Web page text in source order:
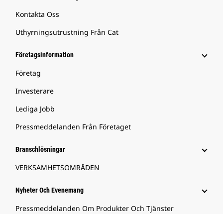
Kontakta Oss
Uthyrningsutrustning Från Cat
Företagsinformation
Företag
Investerare
Lediga Jobb
Pressmeddelanden Från Företaget
Branschlösningar
VERKSAMHETSOMRÅDEN
Nyheter Och Evenemang
Pressmeddelanden Om Produkter Och Tjänster